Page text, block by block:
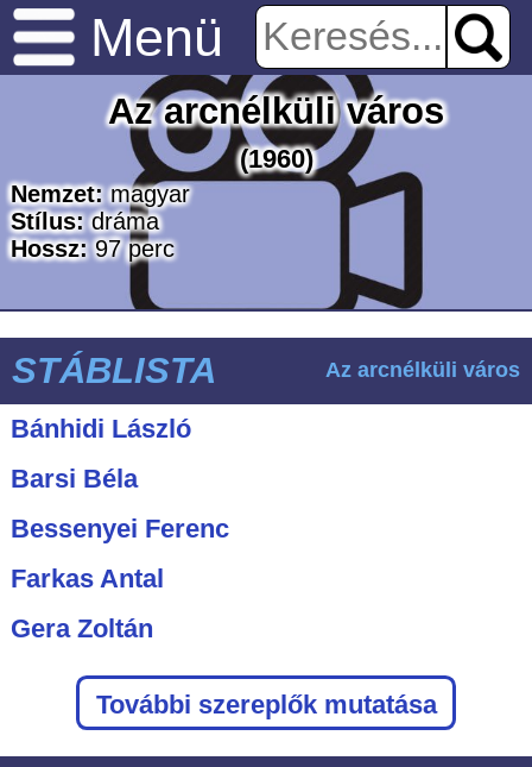
Menü
Az arcnélküli város
(1960)
Nemzet: magyar
Stílus: dráma
Hossz: 97perc
STÁBLISTA Az arcnélküli város
Bánhidi László
Barsi Béla
Bessenyei Ferenc
Farkas Antal
Gera Zoltán
További szereplők mutatása